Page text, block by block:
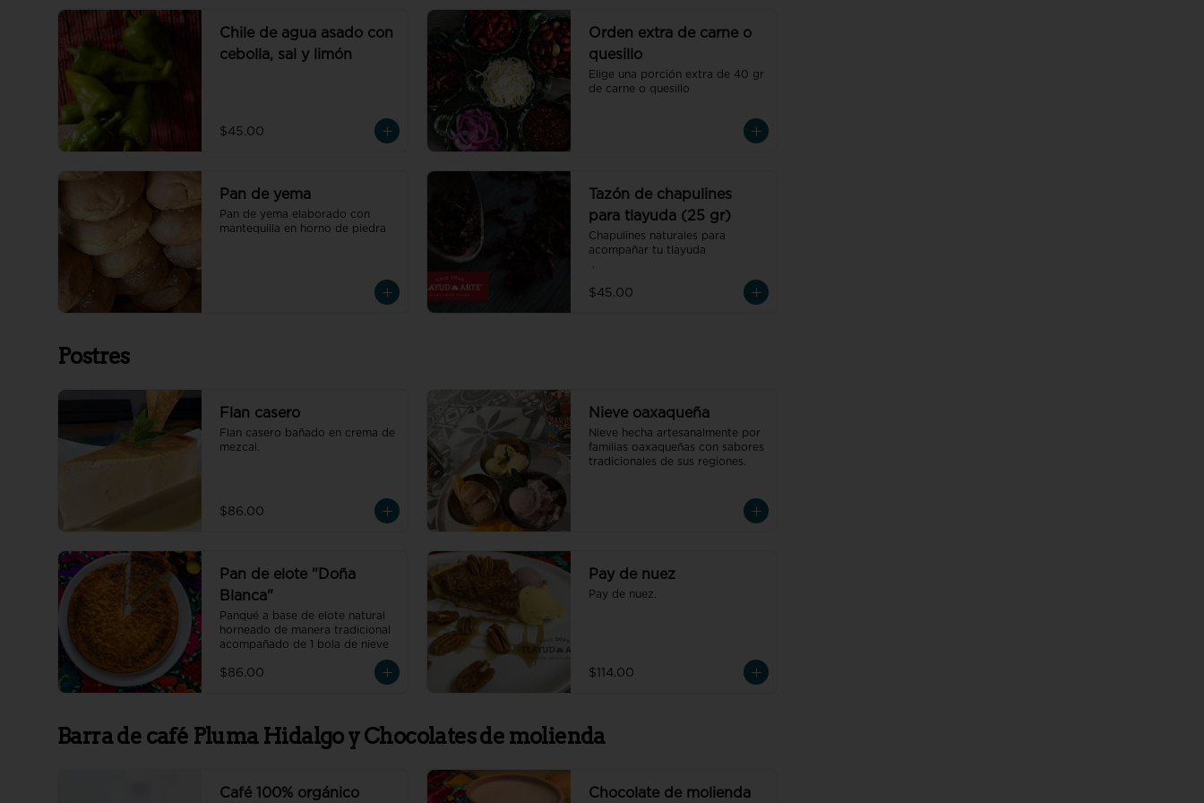
Chile de agua asado con
cebolla, sal y limón
$45.00
Orden extra de carne o
quesillo
Elige una porción extra de 40 gr
de carne o quesillo
Pan de yema
Pan de yema elaborado con
mantequilla en horno de piedra
Tazón de chapulines
para tlayuda (25 gr)
Chapulines naturales para
acompañar tu tlayuda
$45.00
Postres
Flan casero
Flan casero bañado en crema de
mezcal.
$86.00
Nieve oaxaqueña
Nieve hecha artesanalmente por
familias oaxaqueñas con sabores
tradicionales de sus regiones.
Pan de elote "Doña
Blanca"
Panqué a base de elote natural
horneado de manera tradicional
acompañado de 1 bola de nieve
$86.00
Pay de nuez
Pay de nuez.
$114.00
Barra de café Pluma Hidalgo y Chocolates de molienda
Café 100% orgánico Chocolate de molienda